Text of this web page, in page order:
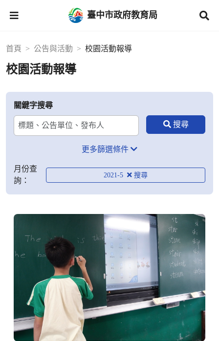
臺中市政府教育局
首頁 公告與活動 校園活動報導
校園活動報導
關鍵字搜尋
更多篩選條件
月份查
詢：
2021-5